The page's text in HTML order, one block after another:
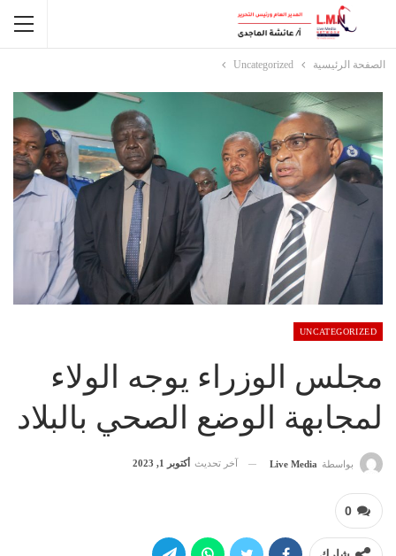
الصفحة الرئيسية Uncategorized
UNCATEGORIZED
مجلس الوزراء يوجه الولاء
لمجابهة الوضع الصحي بالبلاد
بواسطة Live Media آخر تحديث أكتوبر 1, 2023
0